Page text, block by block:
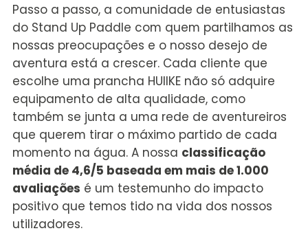
Passo a passo, a comunidade de entusiastas
do Stand Up Paddle com quem partilhamos as
nossas preocupações e o nosso desejo de
aventura está a crescer. Cada cliente que
escolhe uma prancha HUIIKE não só adquire
equipamento de alta qualidade, como
também se junta a uma rede de aventureiros
que querem tirar o máximo partido de cada
momento na água. A nossa classificação
média de 4,6/5 baseada em mais de 1.000
avaliações é um testemunho do impacto
positivo que temos tido na vida dos nossos
utilizadores.